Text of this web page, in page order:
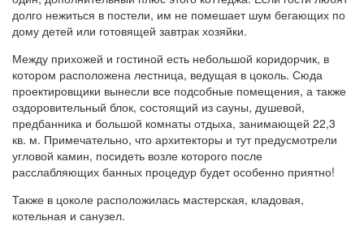
долго нежиться в постели, им не помешает шум бегающих по
дому детей или готовящей завтрак хозяйки.
Между прихожей и гостиной есть небольшой коридорчик, в
котором расположена лестница, ведущая в цоколь. Сюда
проектировщики вынесли все подсобные помещения, а также
оздоровительный блок, состоящий из сауны, душевой,
предбанника и большой комнаты отдыха, занимающей 22,3
кв. м. Примечательно, что архитекторы и тут предусмотрели
угловой камин, посидеть возле которого после
расслабляющих банных процедур будет особенно приятно!
Также в цоколе расположилась мастерская, кладовая,
котельная и санузел.